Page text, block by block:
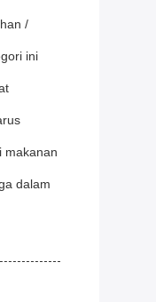
/
ini
makanan
dalam